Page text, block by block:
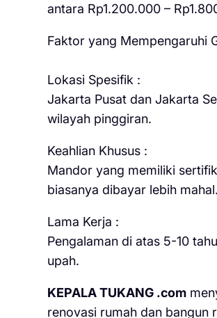
antara Rp1.200.000 –
Faktor yang Mempengaruhi
Lokasi Spesifik :
Jakarta Pusat dan Jakarta
wilayah pinggiran.
Keahlian Khusus :
Mandor yang memiliki
biasanya dibayar lebih mahal.
Lama Kerja :
Pengalaman di atas 5-10
upah.
KEPALA TUKANG .com
renovasi rumah dan bangun